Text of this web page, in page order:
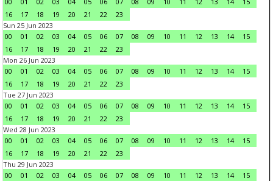
16
17 18 19 20 21 22
23
Sun 25 Jun 2023
00
01 02 03 04 05 06 07 08 09 10 11 12 13 14
15
16
17 18 19 20 21 22
23
Mon 26 Jun 2023
00
01 02 03 04 05 06 07 08 09 10 11 12 13 14
15
16
17 18 19 20 21 22
23
Tue 27 Jun 2023
00
01 02 03 04 05 06 07 08 09 10 11 12 13 14
15
16
17 18 19 20 21 22
23
Wed 28 Jun 2023
00
01 02 03 04 05 06 07 08 09 10 11 12 13 14
15
16
17 18 19 20 21 22
23
Thu 29 Jun 2023
00
01 02 03 04 05 06 07 08 09 10 11 12 13 14
15